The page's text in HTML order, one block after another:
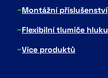
~Montážní příslušenství
~Flexibilní tlumiče hluku
~Více produktů